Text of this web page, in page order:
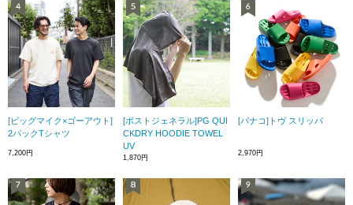
[ビッグマイク×ゴーアウト]
2パックTシャツ
7,200円
[ポストジェネラル]PG QUI
CKDRY HOODIE TOWEL
UV
1,870円
[バナコ]トヴ スリッパ
2,970円